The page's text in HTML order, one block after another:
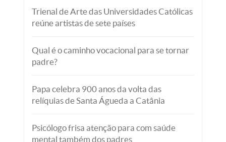
Trienal de Arte das Universidades Católicas
reúne artistas de sete países
Qual é o caminho vocacional para se tornar
padre?
Papa celebra 900 anos da volta das
relíquias de Santa Águeda a Catânia
Psicólogo frisa atenção para com saúde
mental também dos padres